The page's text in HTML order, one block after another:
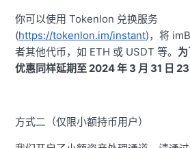
你可以使用 Tokenlon 兑换服务
(https://tokenlon.im/instant)，将
者其他代币，如 ETH 或 USDT 等。
优惠同样延期至 2024 年 3 月 31 日
方式二（仅限小额持币用户）